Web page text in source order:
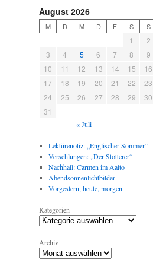
August 2026
M D M D F S S
1
2
3
4 5 6 7 8
9
10
11 12 13 14 15
16
17
18 19 20 21 22
23
24
25 26 27 28 29
30
31
« Juli
Lektürenotiz: „Englischer Sommer“
Verschlungen: „Der Stotterer“
Nachhall: Carmen im Aalto
Abendsonnenlichtbilder
Vorgestern, heute, morgen
Kategorien
Archiv